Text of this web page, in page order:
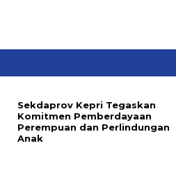
Sekdaprov Kepri Tegaskan
Komitmen Pemberdayaan
Perempuan dan Perlindungan
Anak